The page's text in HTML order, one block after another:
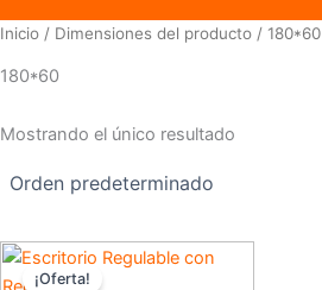
Inicio / Dimensiones del producto / 180*60
180*60
Mostrando el único resultado
¡Oferta!
Rango
de